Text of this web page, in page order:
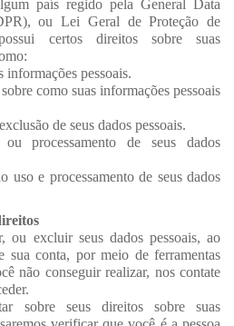
país regido pela General Data
ou Lei Geral de Proteção de
certos direitos sobre suas
informações pessoais.
como suas informações pessoais
de seus dados pessoais.
processamento de seus dados
uso e processamento de seus dados
ou excluir seus dados pessoais, ao
sua conta, por meio de ferramentas
não conseguir realizar, nos contate
sobre seus direitos sobre suas